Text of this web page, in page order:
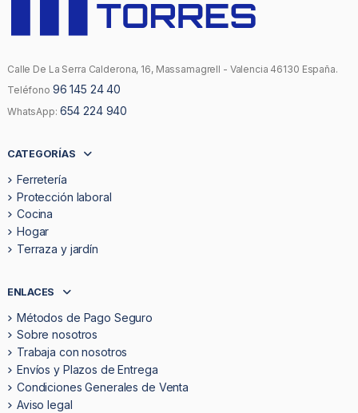
Calle De La Serra Calderona, 16, Massamagrell - Valencia 46130 España.
Teléfono 96 145 24 40
WhatsApp: 654 224 940
CATEGORÍAS
Ferretería
Protección laboral
Cocina
Hogar
Terraza y jardín
ENLACES
Métodos de Pago Seguro
Sobre nosotros
Trabaja con nosotros
Envíos y Plazos de Entrega
Condiciones Generales de Venta
Aviso legal